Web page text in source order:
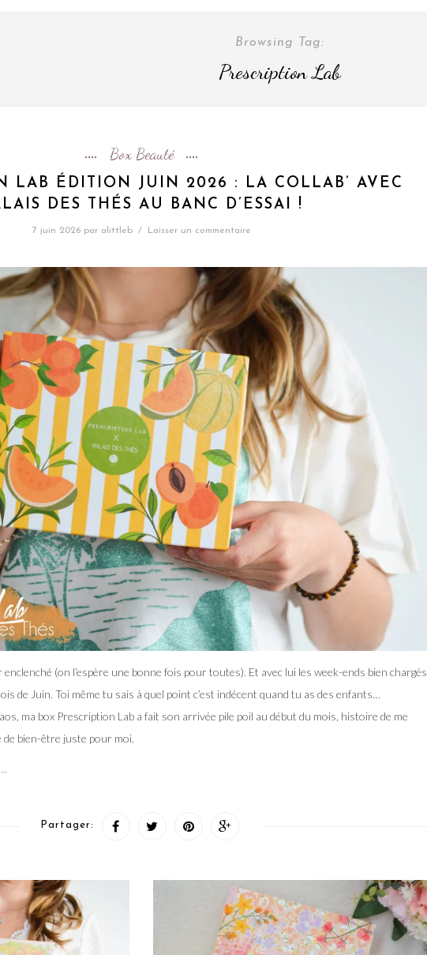
Browsing Tag:
Prescription Lab
Box Beauté
LAB ÉDITION JUIN 2026 : LA COLLAB’ AVEC
DES THÉS AU BANC D’ESSAI !
7 juin 2026 par alittleb / Laisser un commentaire
(on l’espère une bonne fois pour toutes). Et avec lui les week-ends bien chargés,
de Juin. Toi même tu sais à quel point c’est indécent quand tu as des enfants…
ma box Prescription Lab a fait son arrivée pile poil au début du mois, histoire de me
bien-être juste pour moi.
Partager: